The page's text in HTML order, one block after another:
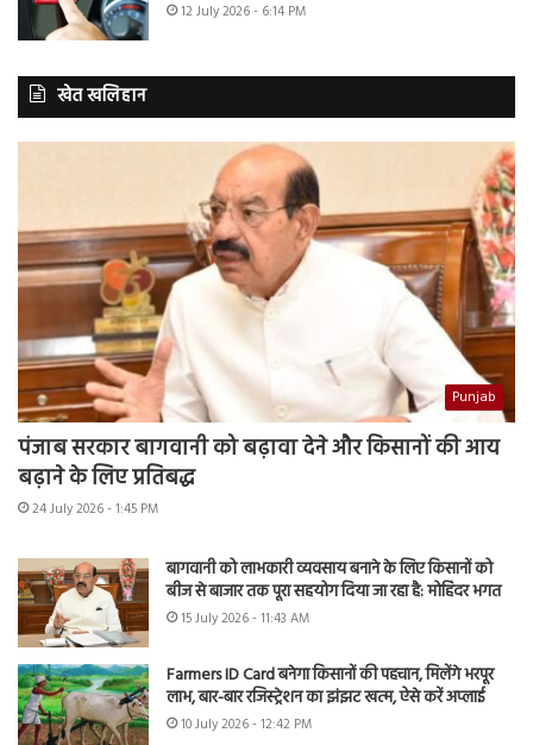
12 July 2026 - 6:14 PM
खेत खलिहान
Punjab
पंजाब सरकार बागवानी को बढ़ावा देने और किसानों की आय
बढ़ाने के लिए प्रतिबद्ध
24 July 2026 - 1:45 PM
बागवानी को लाभकारी व्यवसाय बनाने के लिए किसानों को
बीज से बाजार तक पूरा सहयोग दिया जा रहा है: मोहिंदर भगत
15 July 2026 - 11:43 AM
Farmers ID Card बनेगा किसानों की पहचान, मिलेंगे भरपूर
लाभ, बार-बार रजिस्ट्रेशन का झंझट खत्म, ऐसे करें अप्लाई
10 July 2026 - 12:42 PM